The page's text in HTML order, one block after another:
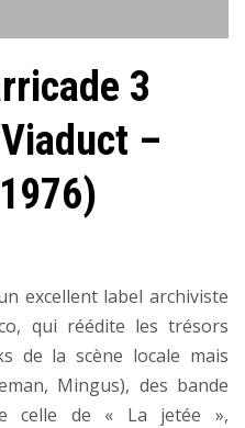
3
–
excellent label archiviste
qui réédite les trésors
de la scène locale mais
Mingus), des bande
celle de « La jetée »,